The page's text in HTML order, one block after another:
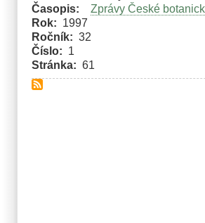
Časopis
Zprávy České
Rok
1997
Ročník
32
Číslo
1
Stránka
61